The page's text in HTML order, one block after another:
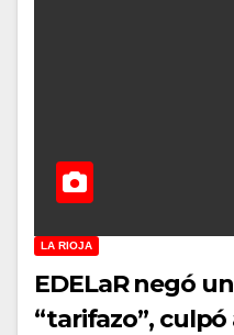
LA RIOJA
EDELaR negó
“tarifazo”, culpó